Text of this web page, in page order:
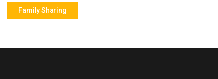
Family Sharing